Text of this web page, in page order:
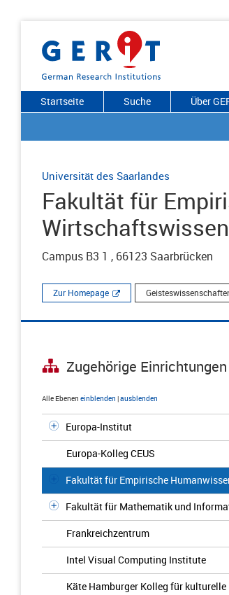
Startseite Suche Über
Universität des Saarlandes
Fakultät für
Campus B3 1 , 66123 Saarbrücken
Zur Homepage
Zugehörige Einrichtungen
Alle Ebenen einblenden |ausblenden
Europa-Institut
Europa-Kolleg CEUS
Fakultät für Empirische
Fakultät für Mathematik und
Frankreichzentrum
Intel Visual Computing Institute
Käte Hamburger Kolleg für